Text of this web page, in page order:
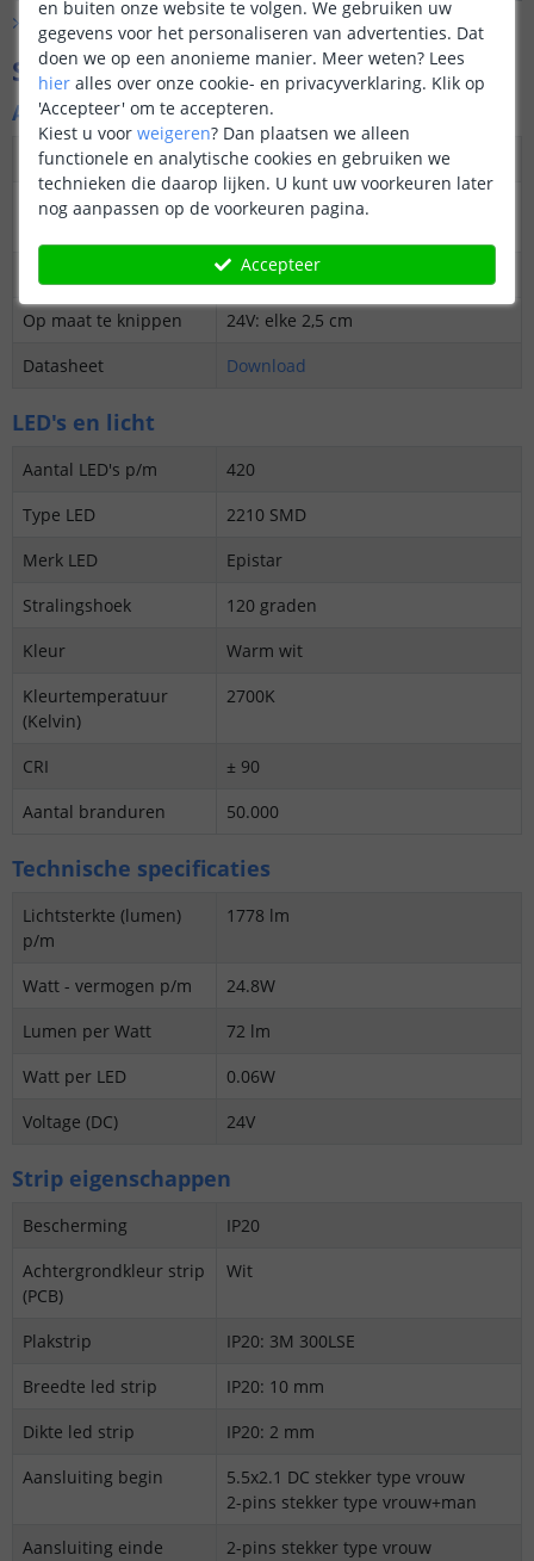
bestellen. Er zit bij
stroom adapter en
dan bij een set
dimmer 4-zone RF
sets de optie
tegelijk bedienen
één
Vraag & antwoord
Specificaties
Algemene kenmerken
Dimbaar
Ja
3M plakstrip over de
Ja
5 jaar
Op maat te knippen
24V: elke 2,5 cm
Datasheet
Download
LED's en licht
Aantal LED's p/m
420
Type LED
2210 SMD
Merk LED
Epistar
Stralingshoek
120 graden
Kleur
Warm wit
Kleurtemperatuur
(Kelvin)
2700K
CRI
± 90
Aantal branduren
50.000
Technische specificaties
Lichtsterkte (lumen)
p/m
1778 lm
Watt - vermogen p/m
24.8W
Lumen per Watt
72 lm
Watt per LED
0.06W
Voltage (DC)
24V
Strip eigenschappen
Bescherming
IP20
Achtergrondkleur strip
(PCB)
Wit
Plakstrip
IP20: 3M 300LSE
Breedte led strip
IP20: 10 mm
Dikte led strip
IP20: 2 mm
Aansluiting begin
5.5x2.1 DC stekker type vrouw
2-pins stekker type vrouw+man
Aansluiting einde
2-pins stekker type vrouw
en buiten onze website te volgen. We gebruiken uw
gegevens voor het personaliseren van advertenties. Dat
doen we op een anonieme manier. Meer weten? Lees
hier alles over onze cookie- en privacyverklaring. Klik op
'Accepteer' om te accepteren.
Kiest u voor weigeren? Dan plaatsen we alleen
functionele en analytische cookies en gebruiken we
technieken die daarop lijken. U kunt uw voorkeuren later
nog aanpassen op de voorkeuren pagina.
Accepteer